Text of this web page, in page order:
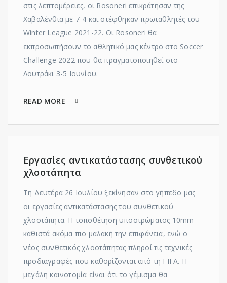
στις λεπτομέρειες, οι Rosoneri επικράτησαν της
Χαβαλένθια με 7-4 και στέφθηκαν πρωταθλητές του
Winter League 2021-22. Οι Rosoneri θα
εκπροσωπήσουν το αθλητικό μας κέντρο στο Soccer
Challenge 2022 που θα πραγματοποιηθεί στο
Λουτράκι 3-5 Ιουνίου.
READ MORE
Εργασίες αντικατάστασης συνθετικού
χλοοτάπητα
Τη Δευτέρα 26 Ιουλίου ξεκίνησαν στο γήπεδο μας
οι εργασίες αντικατάστασης του συνθετικού
χλοοτάπητα. Η τοποθέτηση υποστρώματος 10mm
καθιστά ακόμα πιο μαλακή την επιφάνεια, ενώ ο
νέος συνθετικός χλοοτάπητας πληροί τις τεχνικές
προδιαγραφές που καθορίζονται από τη FIFA. Η
μεγάλη καινοτομία είναι ότι το γέμισμα θα